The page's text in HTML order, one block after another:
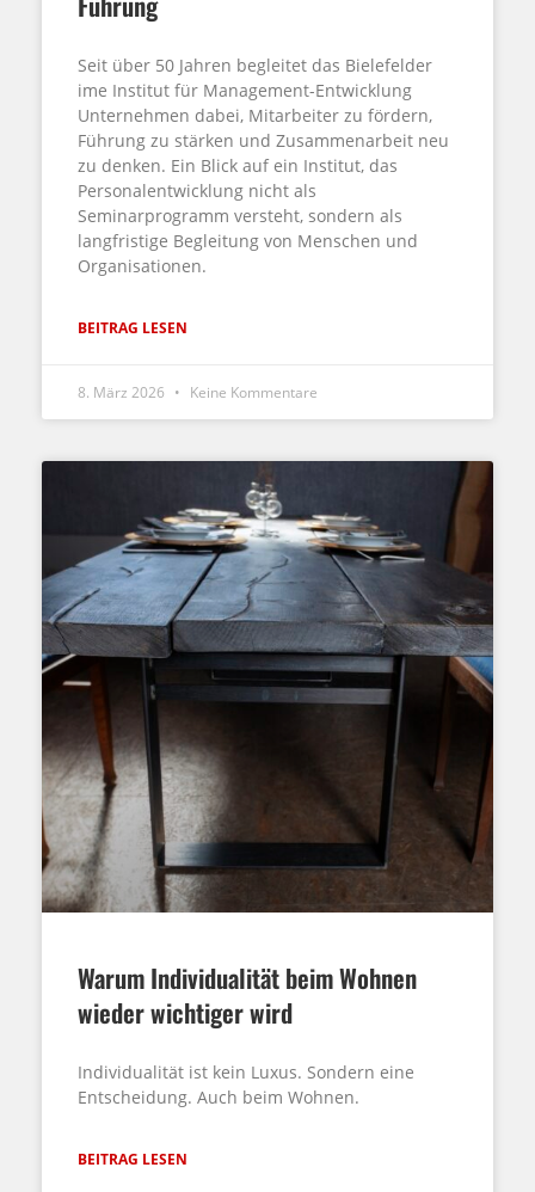
Seit über 50 Jahren begleitet das Bielefelder
ime Institut für Management-Entwicklung
Unternehmen dabei, Mitarbeiter zu fördern,
Führung zu stärken und Zusammenarbeit neu
zu denken. Ein Blick auf ein Institut, das
Personalentwicklung nicht als
Seminarprogramm versteht, sondern als
langfristige Begleitung von Menschen und
Organisationen.
BEITRAG LESEN
8. März 2026 Keine Kommentare
Warum Individualität beim Wohnen
wieder wichtiger wird
Individualität ist kein Luxus. Sondern eine
Entscheidung. Auch beim Wohnen.
BEITRAG LESEN